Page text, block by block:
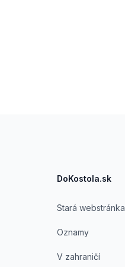
DoKostola.sk
Stará webstránka
Oznamy
V zahraničí